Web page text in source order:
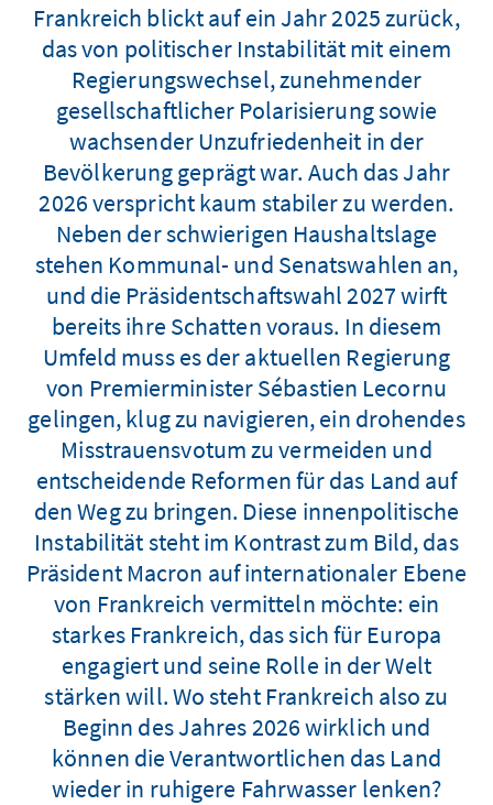
Frankreich blickt auf ein Jahr 2025 zurück,
das von politischer Instabilität mit einem
Regierungswechsel, zunehmender
gesellschaftlicher Polarisierung sowie
wachsender Unzufriedenheit in der
Bevölkerung geprägt war. Auch das Jahr
2026 verspricht kaum stabiler zu werden.
Neben der schwierigen Haushaltslage
stehen Kommunal- und Senatswahlen an,
und die Präsidentschaftswahl 2027 wirft
bereits ihre Schatten voraus. In diesem
Umfeld muss es der aktuellen Regierung
von Premierminister Sébastien Lecornu
gelingen, klug zu navigieren, ein drohendes
Misstrauensvotum zu vermeiden und
entscheidende Reformen für das Land auf
den Weg zu bringen. Diese innenpolitische
Instabilität steht im Kontrast zum Bild, das
Präsident Macron auf internationaler Ebene
von Frankreich vermitteln möchte: ein
starkes Frankreich, das sich für Europa
engagiert und seine Rolle in der Welt
stärken will. Wo steht Frankreich also zu
Beginn des Jahres 2026 wirklich und
können die Verantwortlichen das Land
wieder in ruhigere Fahrwasser lenken?